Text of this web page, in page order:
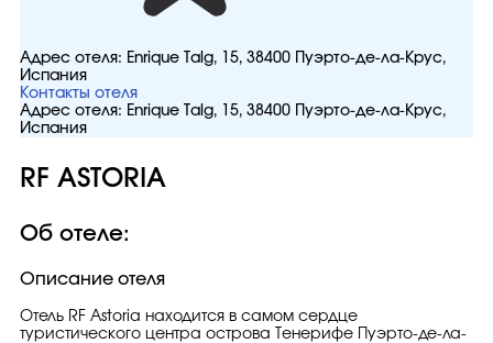
Адрес отеля: Enrique Talg, 15, 38400 Пуэрто-де-ла-Крус,
Испания
Контакты отеля
Адрес отеля: Enrique Talg, 15, 38400 Пуэрто-де-ла-Крус,
Испания
RF ASTORIA
Об отеле:
Описание отеля
Отель RF Astoria находится в самом сердце
туристического центра острова Тенерифе Пуэрто-де-ла-